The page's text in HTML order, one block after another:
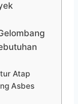
Atap
Asbes